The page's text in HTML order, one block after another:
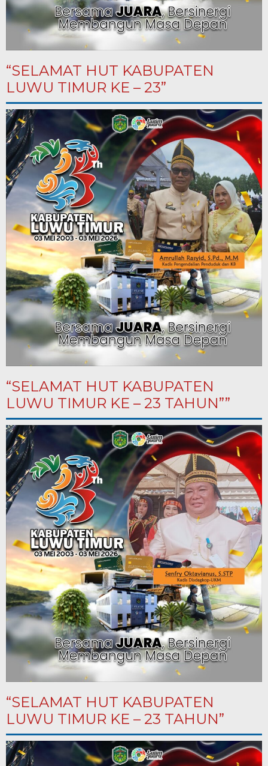
“SELAMAT HUT KABUPATEN
LUWU TIMUR KE – 23”
“SELAMAT HUT KABUPATEN
LUWU TIMUR KE – 23 TAHUN””
“SELAMAT HUT KABUPATEN
LUWU TIMUR KE – 23 TAHUN”